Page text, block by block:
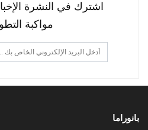
اشترك في النشرة
مواكبة
بانوراما